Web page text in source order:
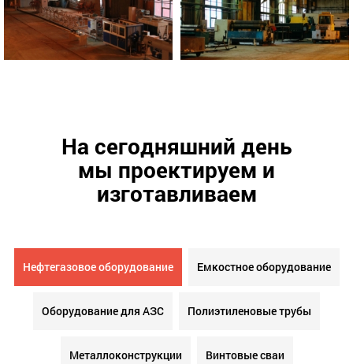
На сегодняшний день
мы проектируем и
изготавливаем
Нефтегазовое оборудование Емкостное оборудование
Оборудование для АЗС Полиэтиленовые трубы
Металлоконструкции Винтовые сваи